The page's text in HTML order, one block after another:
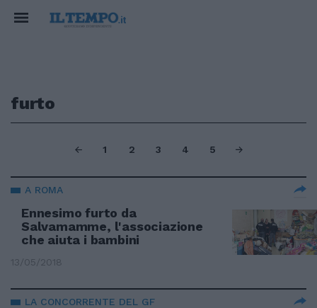
furto
1 2 3 4 5
A ROMA
Ennesimo furto da
Salvamamme, l'associazione
che aiuta i bambini
13/05/2018
LA CONCORRENTE DEL GF